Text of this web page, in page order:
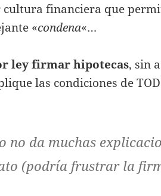
financiera que
«condena«…
ley firmar hipotecas, sin
las condiciones de
no da muchas
(podría frustrar la